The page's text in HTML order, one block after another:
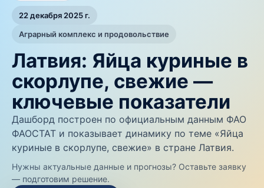
22 декабря 2025 г.
Аграрный комплекс и продовольствие
Латвия: Яйца куриные в
скорлупе, свежие —
ключевые показатели
Дашборд построен по официальным данным ФАО
ФАОСТАТ и показывает динамику по теме «Яйца
куриные в скорлупе, свежие» в стране Латвия.
Нужны актуальные данные и прогнозы? Оставьте заявку
— подготовим решение.